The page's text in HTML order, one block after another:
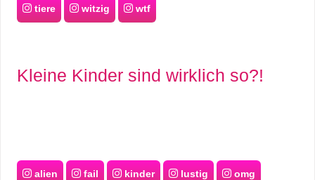
tiere witzig wtf
Kleine Kinder sind wirklich so?!
alien fail kinder lustig omg